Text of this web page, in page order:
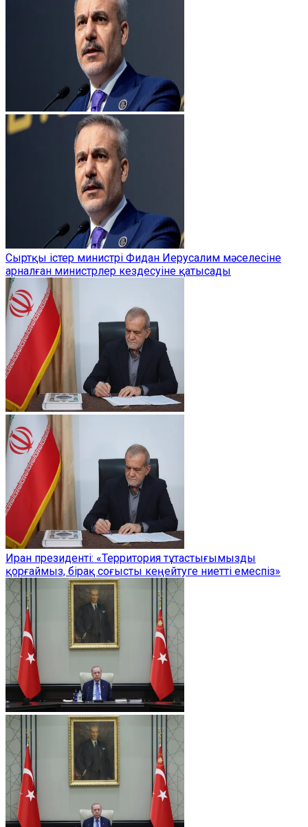
Сыртқы істер министрі Фидан Иерусалим мәселесіне
арналған министрлер кездесуіне қатысады
Иран президенті: «Территория тұтастығымызды
қорғаймыз, бірақ соғысты кеңейтуге ниетті емеспіз»